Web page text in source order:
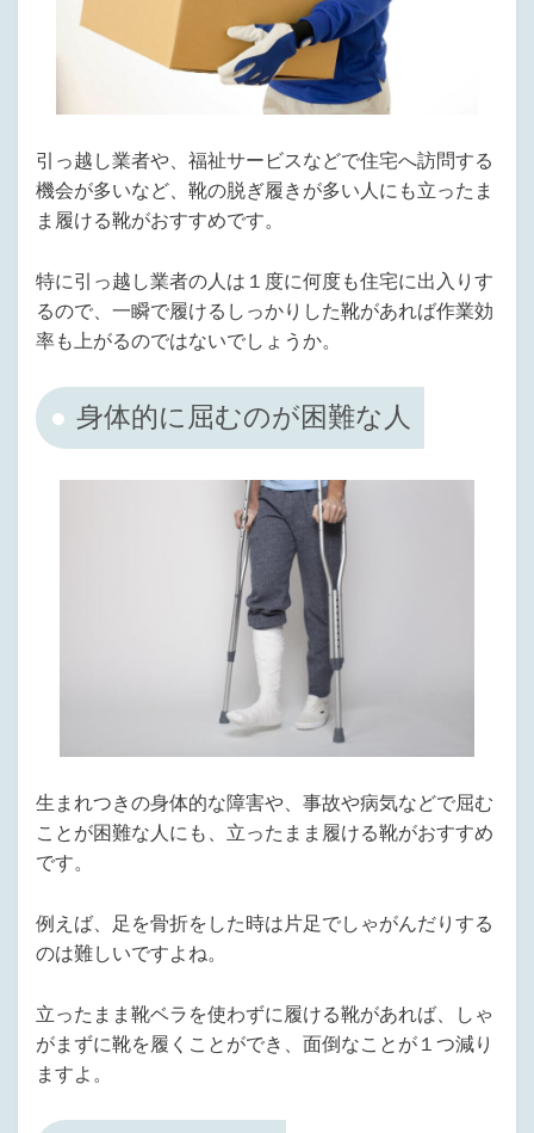
引っ越し業者や、福祉サービスなどで住宅へ訪問する
機会が多いなど、靴の脱ぎ履きが多い人にも立ったま
ま履ける靴がおすすめです。
特に引っ越し業者の人は１度に何度も住宅に出入りす
るので、一瞬で履けるしっかりした靴があれば作業効
率も上がるのではないでしょうか。
身体的に屈むのが困難な人
生まれつきの身体的な障害や、事故や病気などで屈む
ことが困難な人にも、立ったまま履ける靴がおすすめ
です。
例えば、足を骨折をした時は片足でしゃがんだりする
のは難しいですよね。
立ったまま靴ベラを使わずに履ける靴があれば、しゃ
がまずに靴を履くことができ、面倒なことが１つ減り
ますよ。